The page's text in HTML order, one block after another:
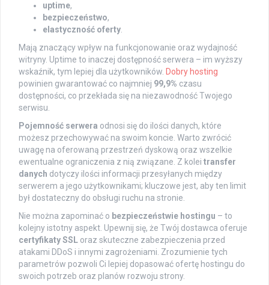
uptime,
bezpieczeństwo,
elastyczność oferty.
Mają znaczący wpływ na funkcjonowanie oraz wydajność
witryny. Uptime to inaczej dostępność serwera – im wyższy
wskaźnik, tym lepiej dla użytkowników. Dobry hosting
powinien gwarantować co najmniej 99,9% czasu
dostępności, co przekłada się na niezawodność Twojego
serwisu.
Pojemność serwera odnosi się do ilości danych, które
możesz przechowywać na swoim koncie. Warto zwrócić
uwagę na oferowaną przestrzeń dyskową oraz wszelkie
ewentualne ograniczenia z nią związane. Z kolei transfer
danych dotyczy ilości informacji przesyłanych między
serwerem a jego użytkownikami; kluczowe jest, aby ten limit
był dostateczny do obsługi ruchu na stronie.
Nie można zapominać o bezpieczeństwie hostingu – to
kolejny istotny aspekt. Upewnij się, że Twój dostawca oferuje
certyfikaty SSL oraz skuteczne zabezpieczenia przed
atakami DDoS i innymi zagrożeniami. Zrozumienie tych
parametrów pozwoli Ci lepiej dopasować ofertę hostingu do
swoich potrzeb oraz planów rozwoju strony.